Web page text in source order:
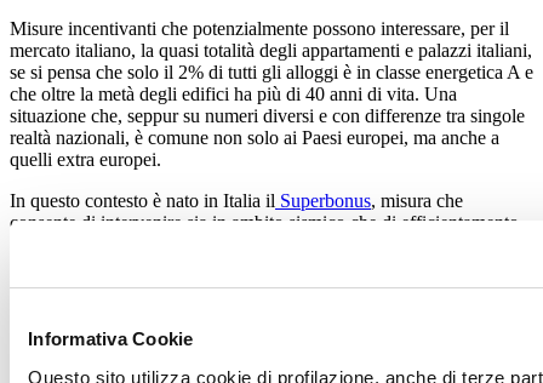
Informativa Cookie
Questo sito utilizza cookie di profilazione, anche di terze
Misure incentivanti che potenzialmente possono interessare, per il
mercato italiano, la quasi totalità degli appartamenti e palazzi italiani,
se si pensa che solo il 2% di tutti gli alloggi è in classe energetica A e
che oltre la metà degli edifici ha più di 40 anni di vita. Una
situazione che, seppur su numeri diversi e con differenze tra singole
realtà nazionali, è comune non solo ai Paesi europei, ma anche a
quelli extra europei.
In questo contesto è nato in Italia il Superbonus, misura che
consente di intervenire sia in ambito sismico che di efficientamento
paese, ma che sono state rafforzate ed ampliate – nella dotazione
Commissione Europea nel quadro del Next Generation EU.
Grandi opportunità perché, in uscita dal pesante inverno della